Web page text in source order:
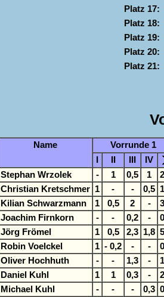
Platz 17:
Platz 18:
Platz 19:
Platz 20:
Platz 21:
Name
Vorrunde 1
IV
Stephan Wrzolek - 1 0,5 1
Christian Kretschmer 1 - - 0,5
Kilian Schwarzmann 1 0,5 2 -
Joachim Firnkorn - - 0,2 -
Jörg Frömel 1 0,5 2,3 1,8
Robin Voelckel 1 - 0,2 - -
Oliver Hochhuth - - 1,3 -
Daniel Kuhl 1 1 0,3 -
Michael Kuhl - - - 0,3